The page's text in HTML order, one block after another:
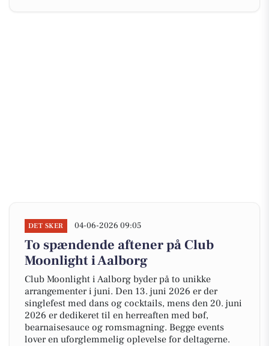
DET SKER 04-06-2026 09:05
To spændende aftener på Club
Moonlight i Aalborg
Club Moonlight i Aalborg byder på to unikke
arrangementer i juni. Den 13. juni 2026 er der
singlefest med dans og cocktails, mens den 20. juni
2026 er dedikeret til en herreaften med bøf,
bearnaisesauce og romsmagning. Begge events
lover en uforglemmelig oplevelse for deltagerne.